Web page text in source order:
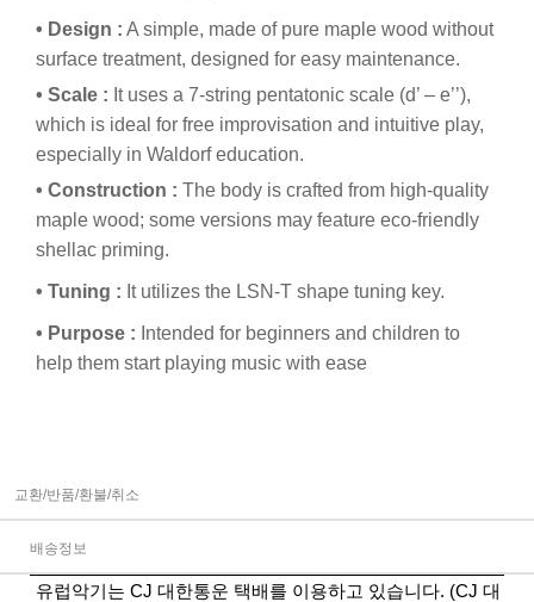
• Design : A simple, made of pure maple wood without
surface treatment, designed for easy maintenance.
• Scale : It uses a 7-string pentatonic scale (d’ – e’’),
which is ideal for free improvisation and intuitive play,
especially in Waldorf education.
• Construction : The body is crafted from high-quality
maple wood; some versions may feature eco-friendly
shellac priming.
• Tuning : It utilizes the LSN-T shape tuning key.
• Purpose : Intended for beginners and children to
help them start playing music with ease
교환/반품/환불/취소
배송정보
유럽악기는 CJ 대한통운 택배를 이용하고 있습니다. (CJ 대